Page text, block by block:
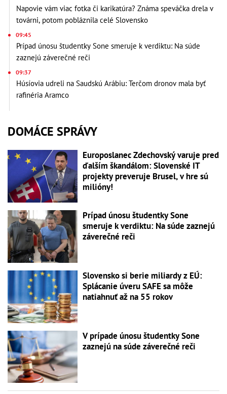
Napovie vám viac fotka či karikatúra? Známa speváčka drela v
továrni, potom pobláznila celé Slovensko
09:45
Prípad únosu študentky Sone smeruje k verdiktu: Na súde
zaznejú záverečné reči
09:37
Húsíovia udreli na Saudskú Arábiu: Terčom dronov mala byť
rafinéria Aramco
DOMÁCE SPRÁVY
Europoslanec Zdechovský varuje pred
ďalším škandálom: Slovenské IT
projekty preveruje Brusel, v hre sú
milióny!
Prípad únosu študentky Sone
smeruje k verdiktu: Na súde zaznejú
záverečné reči
Slovensko si berie miliardy z EÚ:
Splácanie úveru SAFE sa môže
natiahnuť až na 55 rokov
V prípade únosu študentky Sone
zaznejú na súde záverečné reči